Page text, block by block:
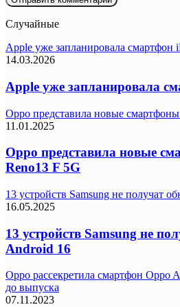
Случайные
Apple уже запланировала смартфон
14.03.2026
Apple уже запланировала
Oppo представила новые
11.01.2025
Oppo представила новые
Reno13 F 5G
13 устройств Samsung не получат
16.05.2025
13 устройств Samsung не
Android 16
Oppo рассекретила смартфон Oppo
до выпуска
07.11.2023